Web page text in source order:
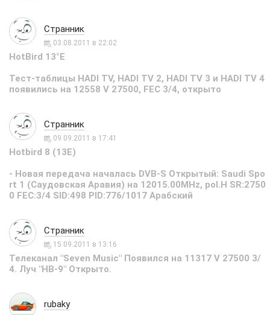
Странник
03.08.2011 в 22:02
HotBird 13°E
Тест-таблицы HADI TV, HADI TV 2, HADI TV 3 и HADI TV 4
появились на 12558 V 27500, FEC 3/4, открыто
Странник
09.09.2011 в 17:41
Hotbird 8 (13E)
- Новая передача началась DVB-S Открытый: Saudi Spo
rt 1 (Саудовская Аравия) на 12015.00MHz, pol.H SR:2750
0 FEC:3/4 SID:498 PID:776/1017 Арабский
Странник
15.09.2011 в 13:16
Телеканал "Seven Music" Появился на 11317 V 27500 3/
4. Луч "HB-9" Открыто.
rubaky